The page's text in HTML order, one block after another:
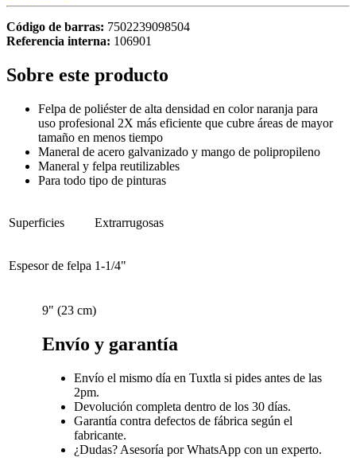
Código de barras: 7502239098504
Referencia interna: 106901
Sobre este producto
Felpa de poliéster de alta densidad en color naranja para
uso profesional 2X más eficiente que cubre áreas de mayor
tamaño en menos tiempo
Maneral de acero galvanizado y mango de polipropileno
Maneral y felpa reutilizables
Para todo tipo de pinturas
Superficies Extrarrugosas
Espesor de felpa 1-1/4"
9" (23 cm)
Envío y garantía
Envío el mismo día en Tuxtla si pides antes de las
2pm.
Devolución completa dentro de los 30 días.
Garantía contra defectos de fábrica según el
fabricante.
¿Dudas? Asesoría por WhatsApp con un experto.